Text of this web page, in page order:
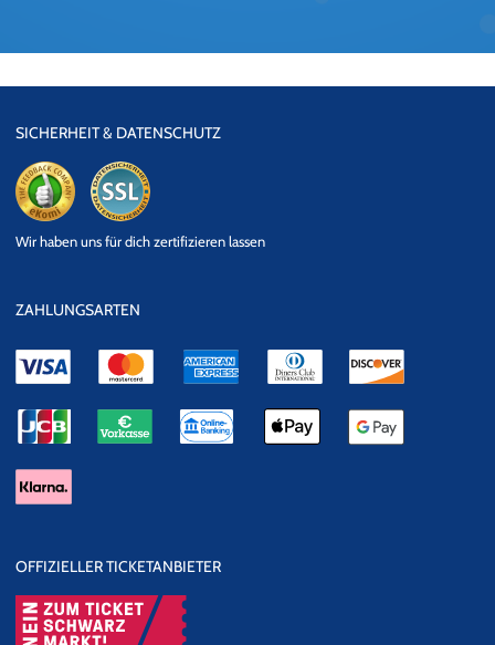
SICHERHEIT & DATENSCHUTZ
Datensicherheit
Wir haben uns für dich zertifizieren lassen
ZAHLUNGSARTEN
OFFIZIELLER TICKETANBIETER